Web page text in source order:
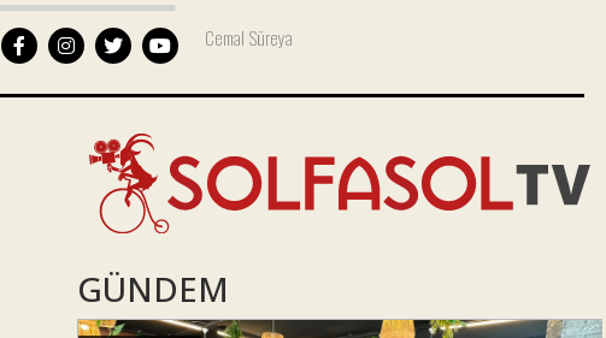
Cemal Süreya
GÜNDEM